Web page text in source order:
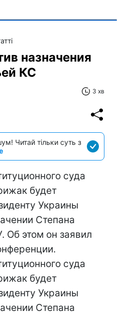
назначения
КС
3 хв
Читай тільки суть з
суда
будет
Украины
Степана
Об этом он заявил
суда
будет
Украины
Степана